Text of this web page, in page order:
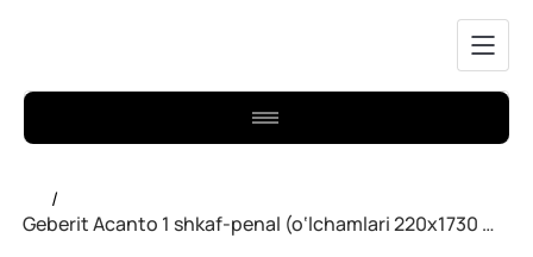
/
Geberit Acanto 1 shkaf-penal (o‘lchamlari 220x1730 mm), oq rangda.